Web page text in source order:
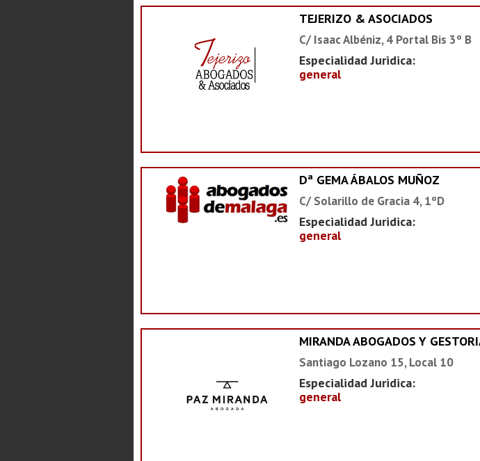
TEJERIZO & ASOCIADOS
C/ Isaac Albéniz, 4 Portal Bis 3º B
Especialidad Juridica:
general
Dª GEMA ÁBALOS MUÑOZ
C/ Solarillo de Gracia 4, 1ºD
Especialidad Juridica:
general
MIRANDA ABOGADOS Y
Santiago Lozano 15, Local 10
Especialidad Juridica:
general